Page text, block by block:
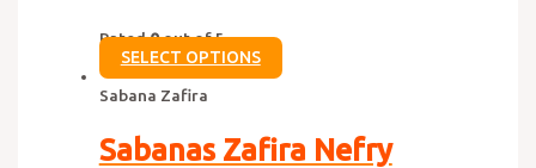
Rated0out of 5
SELECT OPTIONS
Sabana Zafira
Sabanas Zafira Nefry